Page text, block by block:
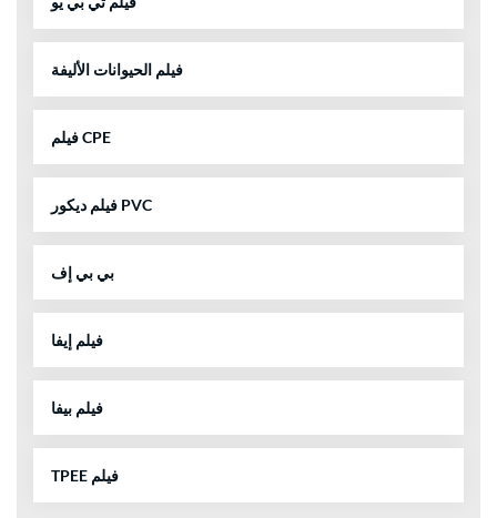
فيلم الحيوانات الأليفة
فيلم CPE
فيلم ديكور PVC
بي بي إف
فيلم إيفا
فيلم بيفا
TPEE فيلم